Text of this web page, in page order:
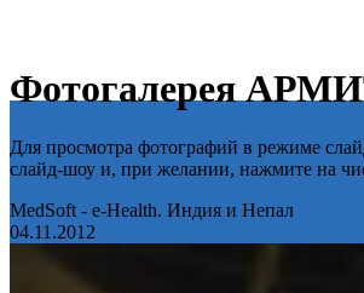
Фотогалерея
Для просмотра фотографий в режиме
слайд-шоу и, при желании, нажмите на
MedSoft - e-Health. Индия и Непал
04.11.2012